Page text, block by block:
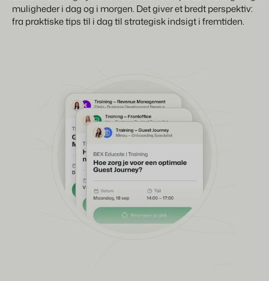
muligheder i dag og i morgen. Det giver et bredt perspektiv:
fra praktiske tips til i dag til strategisk indsigt i fremtiden.